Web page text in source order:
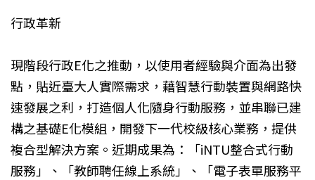
行政革新
現階段行政E化之推動，以使用者經驗與介面為出發
點，貼近臺大人實際需求，藉智慧行動裝置與網路快
速發展之利，打造個人化隨身行動服務，並串聯已建
構之基礎E化模組，開發下一代校級核心業務，提供
複合型解決方案。近期成果為：「iNTU整合式行動
服務」、「教師聘任線上系統」、「電子表單服務平